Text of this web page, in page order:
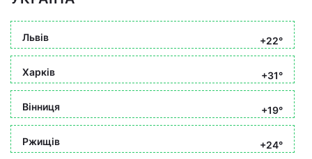
Львів +22°
Харків +31°
Вінниця +19°
Ржищів +24°